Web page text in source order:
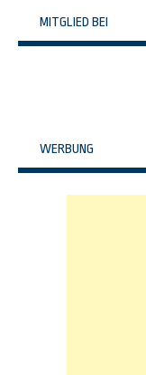
MITGLIED BEI
WERBUNG